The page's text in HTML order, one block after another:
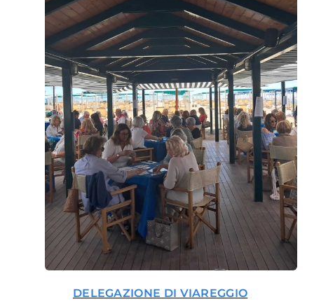
DELEGAZIONE DI VIAREGGIO